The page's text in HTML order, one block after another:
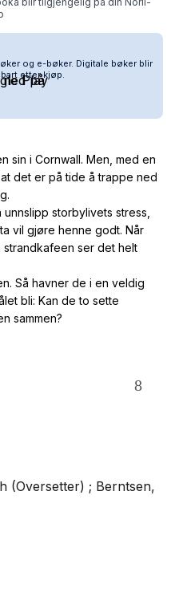
og e-bøker. Digitale bøker blir
etter kjøp.
sin i Cornwall. Men, med en
det er på tide å trappe ned
storbylivets stress,
vil gjøre henne godt. Når
ser det helt
Så havner de i en veldig
bli: Kan de to sette
sammen?
(Oversetter) ; Berntsen,